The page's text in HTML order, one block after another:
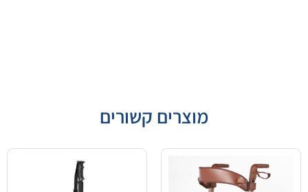
מוצרים קשורים